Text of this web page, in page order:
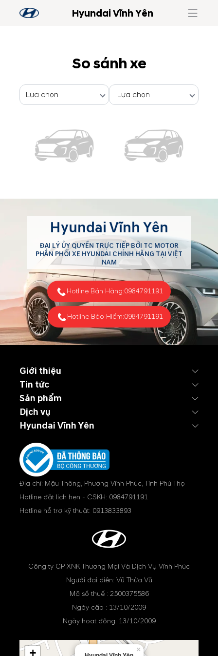
Hyundai Vĩnh Yên
So sánh xe
Lựa chọn Lựa chọn
Hyundai Vĩnh Yên
ĐẠI LÝ ỦY QUYỀN TRỰC TIẾP BỞI TC MOTOR
PHÂN PHỐI XE HYUNDAI CHÍNH HÃNG TẠI VIỆT
NAM
Hotline Bán Hàng:0984791191
Hotline Bảo Hiểm:0984791191
Giới thiệu
Tin tức
Sản phẩm
Dịch vụ
Hyundai Vĩnh Yên
Địa chỉ: Mậu Thông, Phường Vĩnh Phúc, Tỉnh Phú Thọ
Hotline đặt lịch hẹn - CSKH: 0984791191
Hotline hỗ trợ kỹ thuật: 0913833893
Công ty CP XNK Thương Mại Và Dịch Vụ Vĩnh Phúc
Người đại diện: Vũ Thừa Vũ
Mã số thuế : 2500375586
Ngày cấp : 13/10/2009
Ngày hoạt động: 13/10/2009
×
+